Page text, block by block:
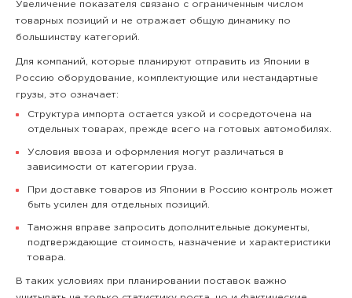
Увеличение показателя связано с ограниченным числом
товарных позиций и не отражает общую динамику по
большинству категорий.
Для компаний, которые планируют отправить из Японии в
Россию оборудование, комплектующие или нестандартные
грузы, это означает:
Структура импорта остается узкой и сосредоточена на
отдельных товарах, прежде всего на готовых автомобилях.
Условия ввоза и оформления могут различаться в
зависимости от категории груза.
При доставке товаров из Японии в Россию контроль может
быть усилен для отдельных позиций.
Таможня вправе запросить дополнительные документы,
подтверждающие стоимость, назначение и характеристики
товара.
В таких условиях при планировании поставок важно